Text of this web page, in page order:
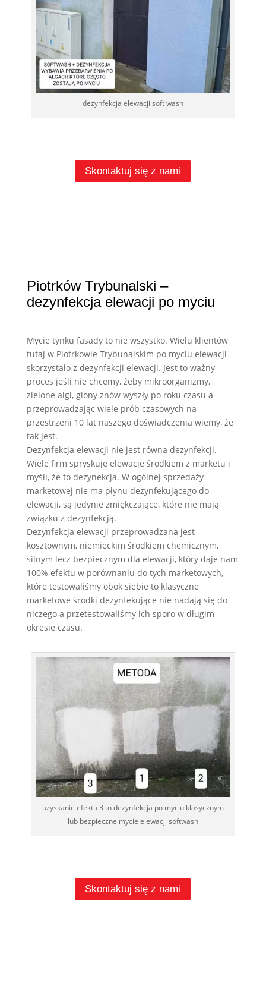
dezynfekcja elewacji soft wash
Skontaktuj się z nami
Piotrków Trybunalski –
dezynfekcja elewacji po myciu
Mycie tynku fasady to nie wszystko. Wielu klientów
tutaj w Piotrkowie Trybunalskim po myciu elewacji
skorzystało z dezynfekcji elewacji. Jest to ważny
proces jeśli nie chcemy, żeby mikroorganizmy,
zielone algi, glony znów wyszły po roku czasu a
przeprowadzając wiele prób czasowych na
przestrzeni 10 lat naszego doświadczenia wiemy, że
tak jest.
Dezynfekcja elewacji nie jest równa dezynfekcji.
Wiele firm spryskuje elewacje środkiem z marketu i
myśli, że to dezynekcja. W ogólnej sprzedaży
marketowej nie ma płynu dezynfekującego do
elewacji, są jedynie zmiękczające, które nie mają
związku z dezynfekcją.
Dezynfekcja elewacji przeprowadzana jest
kosztownym, niemieckim środkiem chemicznym,
silnym lecz bezpiecznym dla elewacji, który daje nam
100% efektu w porównaniu do tych marketowych,
które testowaliśmy obok siebie to klasyczne
marketowe środki dezynfekujące nie nadają się do
niczego a przetestowaliśmy ich sporo w długim
okresie czasu.
uzyskanie efektu 3 to dezynfekcja po myciu klasycznym
lub bezpieczne mycie elewacji softwash
Skontaktuj się z nami